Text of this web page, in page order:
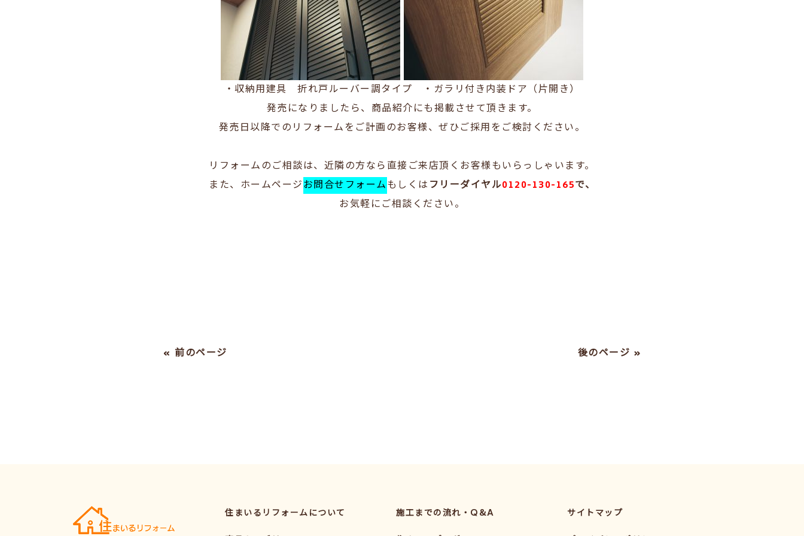
・収納用建具 折れ戸ルーバー調タイプ ・ガラリ付き内装ドア（片開き）
発売になりましたら、商品紹介にも掲載させて頂きます。
発売日以降でのリフォームをご計画のお客様、ぜひご採用をご検討ください。
リフォームのご相談は、近隣の方なら直接ご来店頂くお客様もいらっしゃいます。
また、 ホームページお問合せフォームもしくはフリーダイヤル0120-130-165で、
お気軽にご相談ください。
« 前のページ 後のページ »
住まいるリフォームについて
施工までの流れ・Q&A
サイトマップ